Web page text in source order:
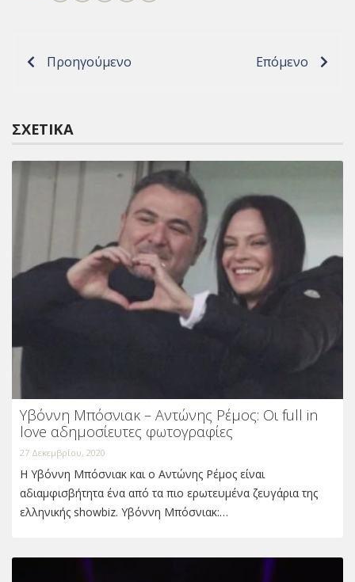
Προηγούμενο Επόμενο
ΣΧΕΤΙΚΆ
Υβόννη Μπόσνιακ – Αντώνης Ρέμος: Οι full in
love αδημοσίευτες φωτογραφίες
27 Δεκεμβρίου, 2020
Η Υβόννη Μπόσνιακ και ο Αντώνης Ρέμος είναι
αδιαμφισβήτητα ένα από τα πιο ερωτευμένα ζευγάρια της
ελληνικής showbiz. Υβόννη Μπόσνιακ:…